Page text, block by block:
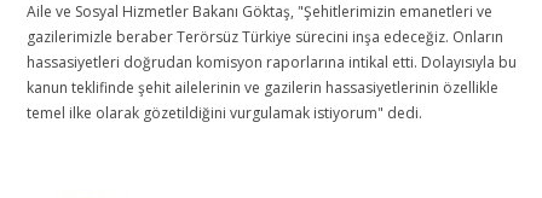
Aile ve Sosyal Hizmetler Bakanı Göktaş, "Şehitlerimizin emanetleri ve
gazilerimizle beraber Terörsüz Türkiye sürecini inşa edeceğiz. Onların
hassasiyetleri doğrudan komisyon raporlarına intikal etti. Dolayısıyla bu
kanun teklifinde şehit ailelerinin ve gazilerin hassasiyetlerinin özellikle
temel ilke olarak gözetildiğini vurgulamak istiyorum" dedi.